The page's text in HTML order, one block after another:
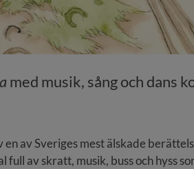
med musik, sång och dans
av Sveriges mest älskade
av skratt, musik, buss och hyss